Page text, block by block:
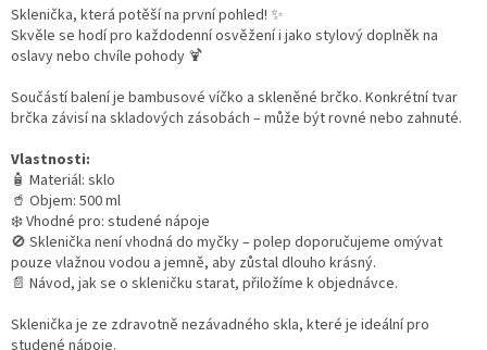
Sklenička, která potěší na první pohled! ✨
Skvěle se hodí pro každodenní osvěžení i jako stylový doplněk na
oslavy nebo chvíle pohody 🍹
Součástí balení je bambusové víčko a skleněné brčko. Konkrétní tvar
brčka závisí na skladových zásobách – může být rovné nebo zahnuté.
Vlastnosti:
🧴 Materiál: sklo
🥤 Objem: 500 ml
❄️ Vhodné pro: studené nápoje
🚫 Sklenička není vhodná do myčky – polep doporučujeme omývat
pouze vlažnou vodou a jemně, aby zůstal dlouho krásný.
📄 Návod, jak se o skleničku starat, přiložíme k objednávce.
Sklenička je ze zdravotně nezávadného skla, které je ideální pro